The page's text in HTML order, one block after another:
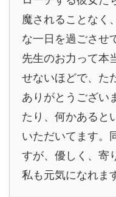
魔されることなく
な一日を過ごさせ
先生のお力って本
せないほどで、た
ありがとうござい
たり、何かあると
いただいてます。
すが、優しく、寄
私も元気になれま